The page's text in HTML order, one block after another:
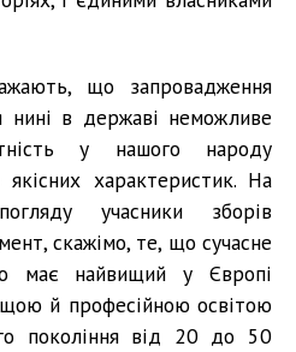
що запровадження
нині в державі неможливе
у нашого народу
характеристик. На
учасники зборів
скажімо, те, що сучасне
має найвищий у Європі
й професійною освітою
покоління від 20 до 50